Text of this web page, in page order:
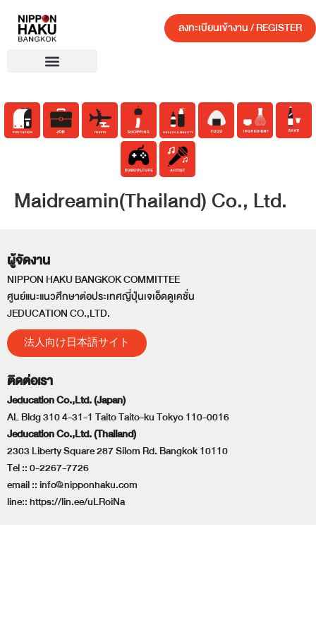
ลงทะเบียนเข้างาน / REGISTER
Maidreamin(Thailand) Co., Ltd.
ผู้จัดงาน
NIPPON HAKU BANGKOK COMMITTEE
ศูนย์แนะแนวศึกษาต่อประเทศญี่ปุ่นเจเอ็ดดูเคชั่น
JEDUCATION CO.,LTD.
法人向け日本語サイト
ติดต่อเรา
Jeducation Co.,Ltd. (Japan)
AL Bldg 310 4-31-1 Taito Taito-ku Tokyo 110-0016
Jeducation Co.,Ltd. (Thailand)
2303 Liberty Square 287 Silom Rd. Bangkok 10110
Tel ::0-2267-7726
email ::info@nipponhaku.com
line::https://lin.ee/uLRoiNa